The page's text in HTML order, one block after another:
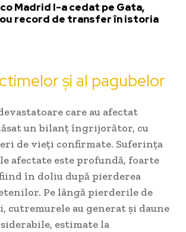
Madrid l-a cedat pe Gata,
record de transfer în istoria
și al pagubelor
care au afectat
lăsat un bilanț îngrijorător, cu
de vieți confirmate. Suferința
afectate este profundă, foarte
în doliu după pierderea
Pe lângă pierderile de
cutremurele au generat și daune
estimate la